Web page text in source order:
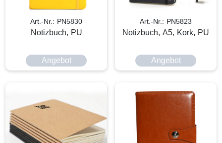
Art.-Nr.: PN5830
Notizbuch, PU
Angebot
Art.-Nr.: PN5823
Notizbuch, A5, Kork, PU
Angebot